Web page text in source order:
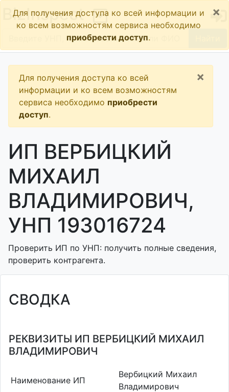
BizInspect
Для получения доступа ко всей информации и
ко всем возможностям сервиса необходимо
приобрести доступ.
×
Для получения доступа ко всей
информации и ко всем возможностям
сервиса необходимо приобрести
доступ.
×
ИП ВЕРБИЦКИЙ
МИХАИЛ
ВЛАДИМИРОВИЧ,
УНП 193016724
Проверить ИП по УНП: получить полные сведения,
проверить контрагента.
СВОДКА
РЕКВИЗИТЫ ИП ВЕРБИЦКИЙ МИХАИЛ
ВЛАДИМИРОВИЧ
Наименование ИП
Вербицкий Михаил
Владимирович